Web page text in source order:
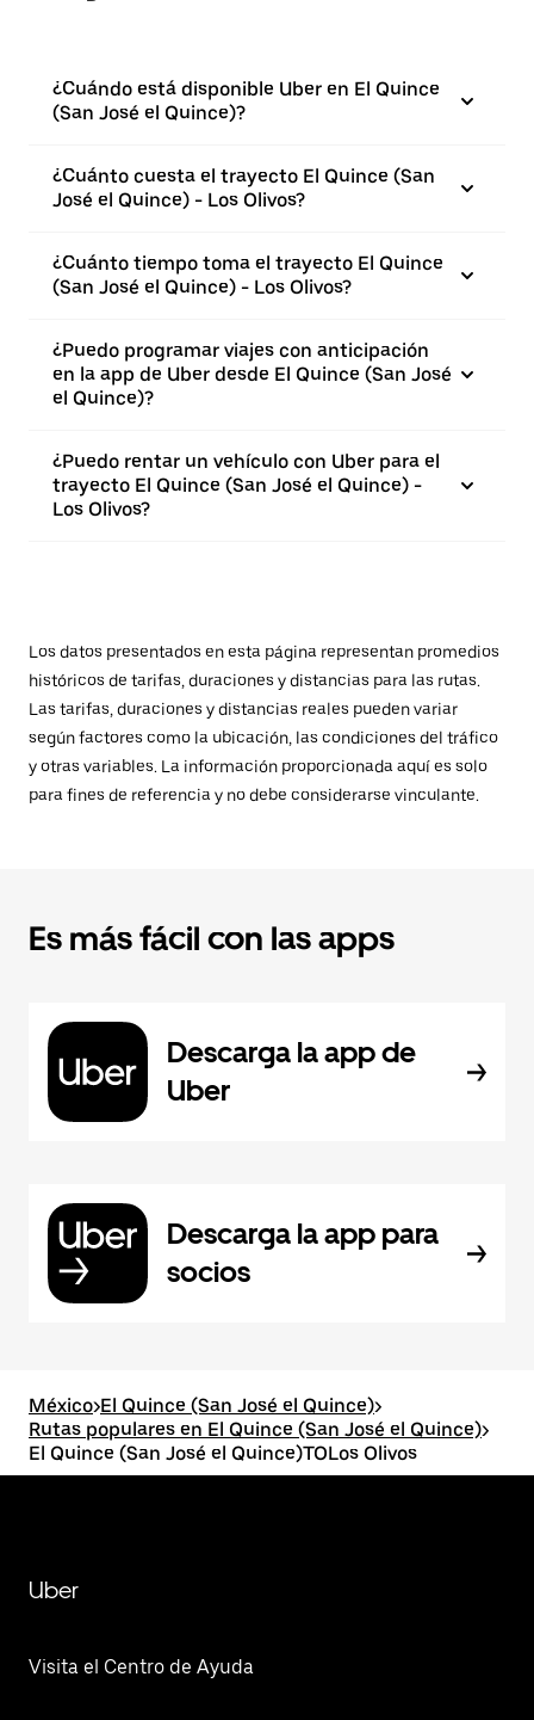
¿Cuándo está disponible Uber en El Quince
(San José el Quince)?
¿Cuánto cuesta el trayecto El Quince (San
José el Quince) - Los Olivos?
¿Cuánto tiempo toma el trayecto El Quince
(San José el Quince) - Los Olivos?
¿Puedo programar viajes con anticipación
en la app de Uber desde El Quince (San José
el Quince)?
¿Puedo rentar un vehículo con Uber para el
trayecto El Quince (San José el Quince) -
Los Olivos?
Los datos presentados en esta página representan promedios
históricos de tarifas, duraciones y distancias para las rutas.
Las tarifas, duraciones y distancias reales pueden variar
según factores como la ubicación, las condiciones del tráfico
y otras variables. La información proporcionada aquí es solo
para fines de referencia y no debe considerarse vinculante.
Es más fácil con las apps
Descarga la app de
Uber
Descarga la app para
socios
México>El Quince (San José el Quince)>
Rutas populares en El Quince (San José el Quince)>
El Quince (San José el Quince)TOLos Olivos
Uber
Visita el Centro de Ayuda